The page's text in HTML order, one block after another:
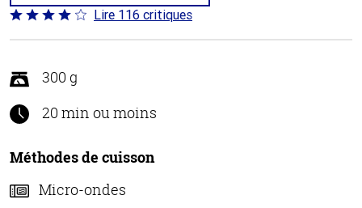
Coté
4.2 sur
Lire 116 critiques
300 g
20 min ou moins
Méthodes de cuisson
Micro-ondes